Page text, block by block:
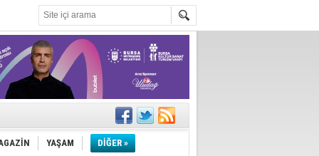
ihracat
YAŞAM DİĞER »